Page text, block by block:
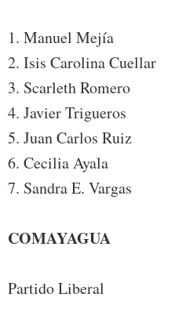
1. Manuel Mejía
2. Isis Carolina Cuellar
3. Scarleth Romero
4. Javier Trigueros
5. Juan Carlos Ruiz
6. Cecilia Ayala
7. Sandra E. Vargas
COMAYAGUA
Partido Liberal